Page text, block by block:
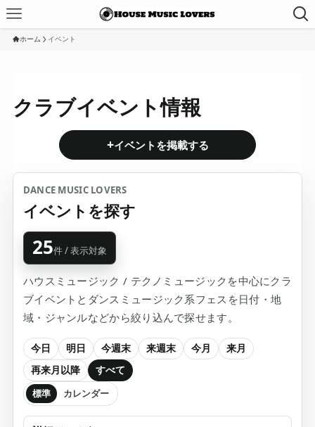
ホーム イベント
クラブイベント情報
+イベントを掲載する
DANCE MUSIC LOVERS
イベントを探す
25件 / 表示対象
ハウスミュージック / テクノミュージックを中心にクラ
ブイベントとダンスミュージック系フェスを日付・地
域・ジャンルなどから絞り込んで探せます。
今日 明日 今週末 来週末 今月
来月
再来月以降
すべて
標準
カレンダー